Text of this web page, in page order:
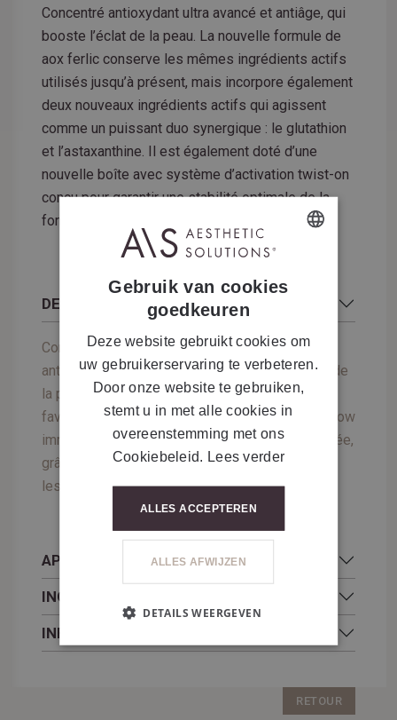
Concentré antioxydant ultra avancé et antiâge, qui
booste l’éclat de la peau. La nouvelle formule de
aox ferlic conserve les mêmes ingrédients actifs
utilisés jusqu’à présent, mais incorpore également
deux nouveaux ingrédients actifs qui agissent
comme un puissant duo synergique : le glutathion
et l’astaxanthine. Il est également doté d’une
nouvelle boîte avec système d’activation twist-on
conçu pour garantir une stabilité optimale de la
formule.
DESCRIPTION
Concentré antioxydant ultra avancé avec action
antiâge, qui protège les cellules responsables de
la production de collagène et d’élastine, en
favorisant la longévité cellulaire. Il apporte un glow
immédiat à la peau et améliore la fermeté cutanée,
grâce à sa texture ultra légère adaptée à toutes
les peaux.
APPLICATION
INGRÉDIENTS
INFOS COMPLÉMENTAIRES
RETOUR
FRENCH
Gebruik van cookies
goedkeuren
Deze website gebruikt cookies om
uw gebruikerservaring te verbeteren.
Door onze website te gebruiken,
stemt u in met alle cookies in
overeenstemming met ons
Cookiebeleid.
Lees verder
ALLES ACCEPTEREN
ALLES AFWIJZEN
DETAILS WEERGEVEN